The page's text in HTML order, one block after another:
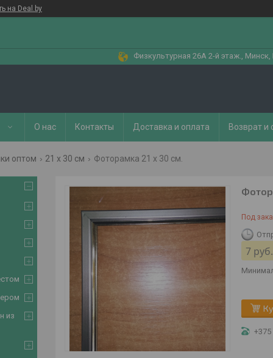
на Deal.by
Физкультурная 26А 2-й этаж., Минск,
О нас Контакты Доставка и оплата Возврат и
оптом 21 х 30 см Фоторамка 21 х 30 см.
Под
7 руб.
+375
из